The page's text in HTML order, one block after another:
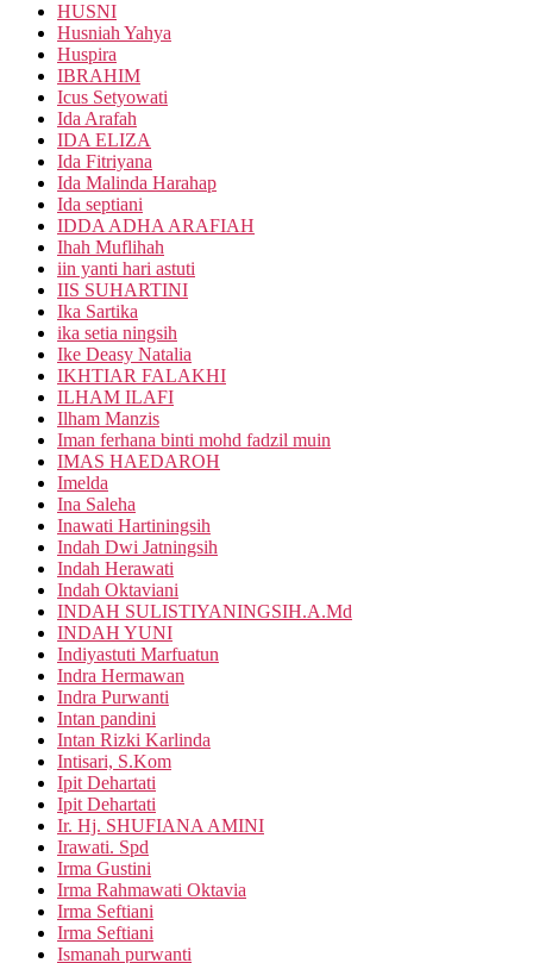
HUSNI
Husniah Yahya
Huspira
IBRAHIM
Icus Setyowati
Ida Arafah
IDA ELIZA
Ida Fitriyana
Ida Malinda Harahap
Ida septiani
IDDA ADHA ARAFIAH
Ihah Muflihah
iin yanti hari astuti
IIS SUHARTINI
Ika Sartika
ika setia ningsih
Ike Deasy Natalia
IKHTIAR FALAKHI
ILHAM ILAFI
Ilham Manzis
Iman ferhana binti mohd fadzil muin
IMAS HAEDAROH
Imelda
Ina Saleha
Inawati Hartiningsih
Indah Dwi Jatningsih
Indah Herawati
Indah Oktaviani
INDAH SULISTIYANINGSIH.A.Md
INDAH YUNI
Indiyastuti Marfuatun
Indra Hermawan
Indra Purwanti
Intan pandini
Intan Rizki Karlinda
Intisari, S.Kom
Ipit Dehartati
Ipit Dehartati
Ir. Hj. SHUFIANA AMINI
Irawati. Spd
Irma Gustini
Irma Rahmawati Oktavia
Irma Seftiani
Irma Seftiani
Ismanah purwanti